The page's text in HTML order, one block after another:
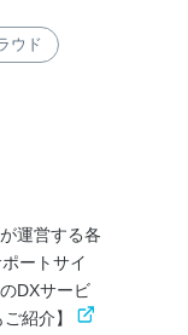
ウド
運営する各
ートサイ
DXサービ
紹介】